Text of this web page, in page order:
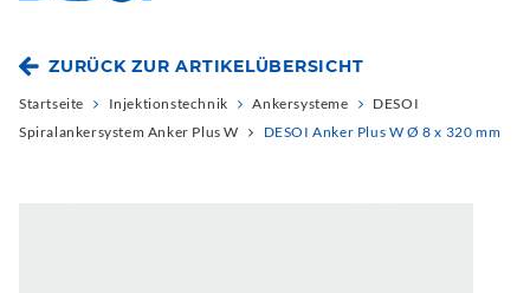
ZURÜCK ZUR ARTIKELÜBERSICHT
Startseite Injektionstechnik Ankersysteme
DESOI
Spiralankersystem Anker Plus W
DESOI Anker Plus W Ø 8 x 320 mm